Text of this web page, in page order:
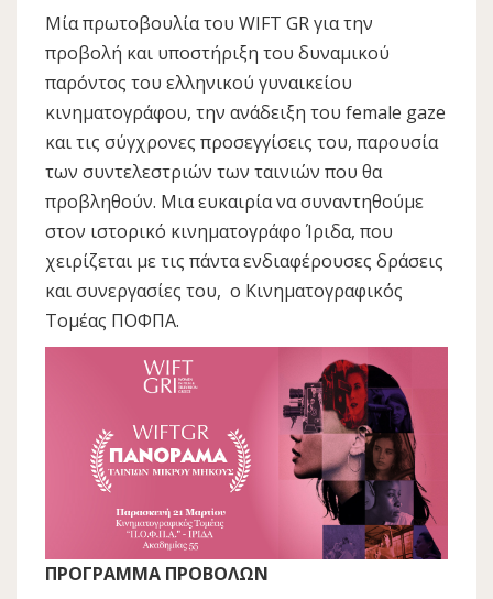
Μία πρωτοβουλία του WIFT GR για την
προβολή και υποστήριξη του δυναμικού
παρόντος του ελληνικού γυναικείου
κινηματογράφου, την ανάδειξη του female gaze
και τις σύγχρονες προσεγγίσεις του, παρουσία
των συντελεστριών των ταινιών που θα
προβληθούν. Μια ευκαιρία να συναντηθούμε
στον ιστορικό κινηματογράφο Ίριδα, που
χειρίζεται με τις πάντα ενδιαφέρουσες δράσεις
και συνεργασίες του, ο Κινηματογραφικός
Τομέας ΠΟΦΠΑ.
ΠΡΟΓΡΑΜΜΑ ΠΡΟΒΟΛΩΝ